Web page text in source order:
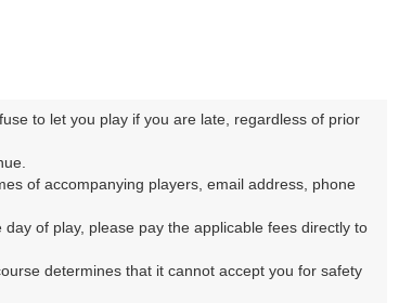
1月
to let you play if you are late, regardless of prior
of accompanying players, email address, phone
of play, please pay the applicable fees directly to
determines that it cannot accept you for safety